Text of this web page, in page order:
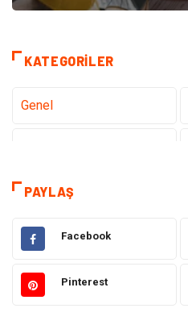
KATEGORILER
Genel
Dünya'dan Haberler
Müzik
Ülkemizden Haberler
PAYLAŞ
Facebook
Pinterest